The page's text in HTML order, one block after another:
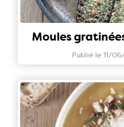
Moules
Publié le 11/